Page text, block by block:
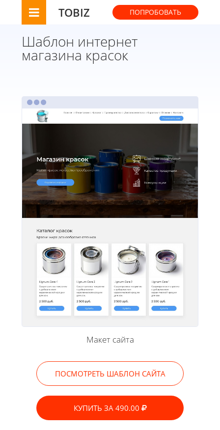
TOBIZ ПОПРОБОВАТЬ
Шаблон интернет
магазина красок
Макет сайта
ПОСМОТРЕТЬ ШАБЛОН САЙТА
КУПИТЬ ЗА 490.00